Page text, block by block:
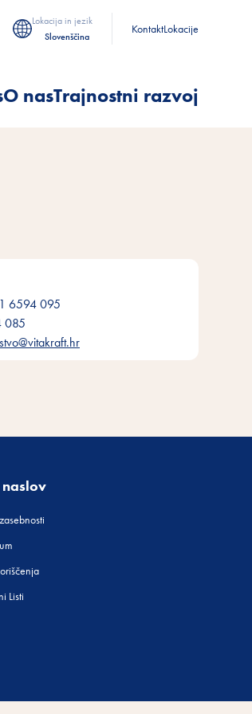
Lokacija in jezik
Slovenščina
KontaktLokacije
O nasTrajnostni razvoj
6594 095
085
Listi